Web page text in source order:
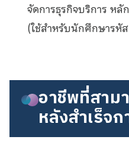
จัดการธุรกิจบริการ ห
(ใช้สำหรับนักศึกษารหั
อาชีพที่สาม
หลังสำเร็จ